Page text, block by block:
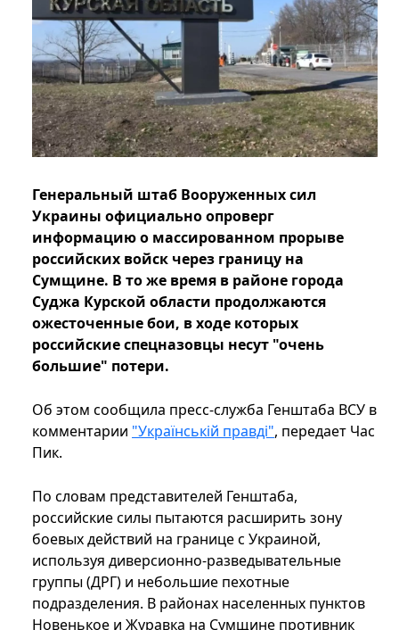
Генеральный штаб Вооруженных сил
Украины официально опроверг
информацию о массированном прорыве
российских войск через границу на
Сумщине. В то же время в районе города
Суджа Курской области продолжаются
ожесточенные бои, в ходе которых
российские спецназовцы несут "очень
большие" потери.
Об этом сообщила пресс-служба Генштаба ВСУ в
комментарии "Українській правді", передает Час
Пик.
По словам представителей Генштаба,
российские силы пытаются расширить зону
боевых действий на границе с Украиной,
используя диверсионно-разведывательные
группы (ДРГ) и небольшие пехотные
подразделения. В районах населенных пунктов
Новенькое и Журавка на Сумщине противник